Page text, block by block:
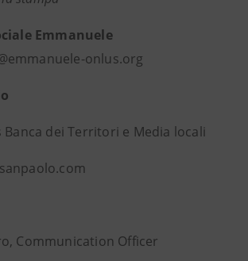
Emmanuele
onlus.org
Banca dei Territori e Media locali
Communication Officer